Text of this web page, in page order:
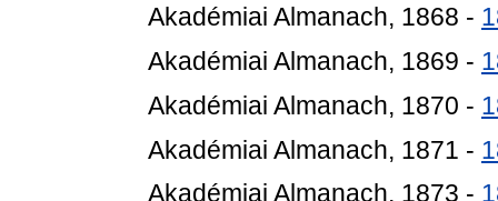
Akadémiai Almanach, 1868 -
Akadémiai Almanach, 1869 -
Akadémiai Almanach, 1870 -
Akadémiai Almanach, 1871 -
Akadémiai Almanach, 1873 -